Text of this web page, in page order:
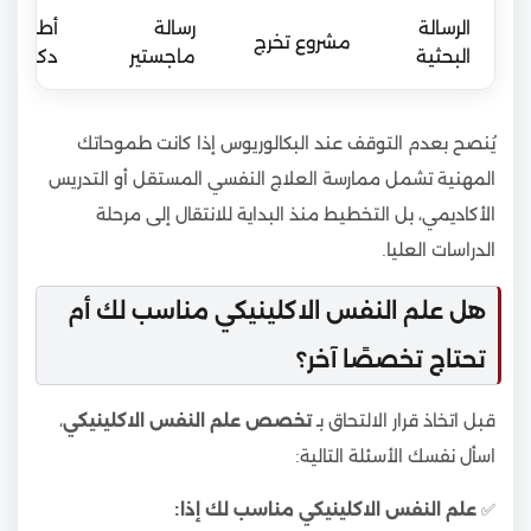
الرسالة
البحثية
مشروع تخرج
رسالة
ماجستير
أطروحة
دكتوراه
يُنصح بعدم التوقف عند البكالوريوس إذا كانت طموحاتك
المهنية تشمل ممارسة العلاج النفسي المستقل أو التدريس
الأكاديمي، بل التخطيط منذ البداية للانتقال إلى مرحلة
الدراسات العليا.
هل علم النفس الاكلينيكي مناسب لك أم
تحتاج تخصصًا آخر؟
قبل اتخاذ قرار الالتحاق بـتخصص علم النفس الاكلينيكي،
اسأل نفسك الأسئلة التالية:
✅ علم النفس الاكلينيكي مناسب لك إذا: